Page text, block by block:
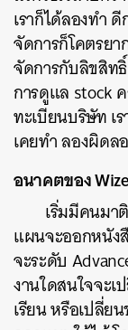
เราก็ได้ลองทำ
จัดการก็โคตรยา
จัดการกับลิขสิท
การดูแล stock
ทะเบียนบริษัท เ
เคยทำ ลองผิดล
อนาคตของ
เริ่มมีคนมา
แผนจะออกหนัง
จะระดับ
งานใดสนใจจะ
เรียน หรือเปลี่ย